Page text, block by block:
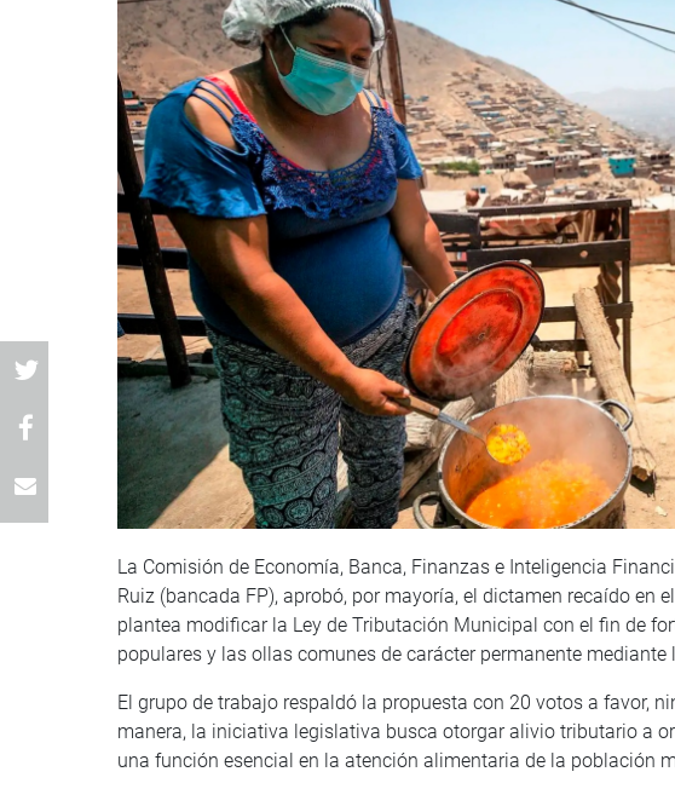
La Comisión de Economía, Banca, Finanzas e Inteligencia
Ruiz (bancada FP), aprobó, por mayoría, el dictamen recaído en
plantea modificar la Ley de Tributación Municipal con el fin de
populares y las ollas comunes de carácter permanente
El grupo de trabajo respaldó la propuesta con 20 votos a favor,
manera, la iniciativa legislativa busca otorgar alivio tributario a
una función esencial en la atención alimentaria de la población